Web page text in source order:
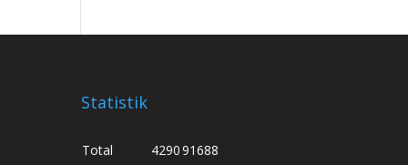
Statistik
Total 429091688